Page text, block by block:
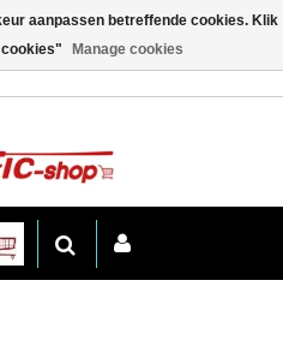
aanpassen betreffende cookies. Klik
Manage cookies